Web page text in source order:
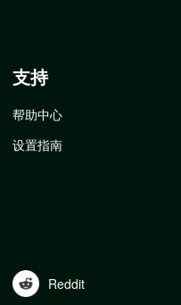
支持
帮助中心
设置指南
Reddit